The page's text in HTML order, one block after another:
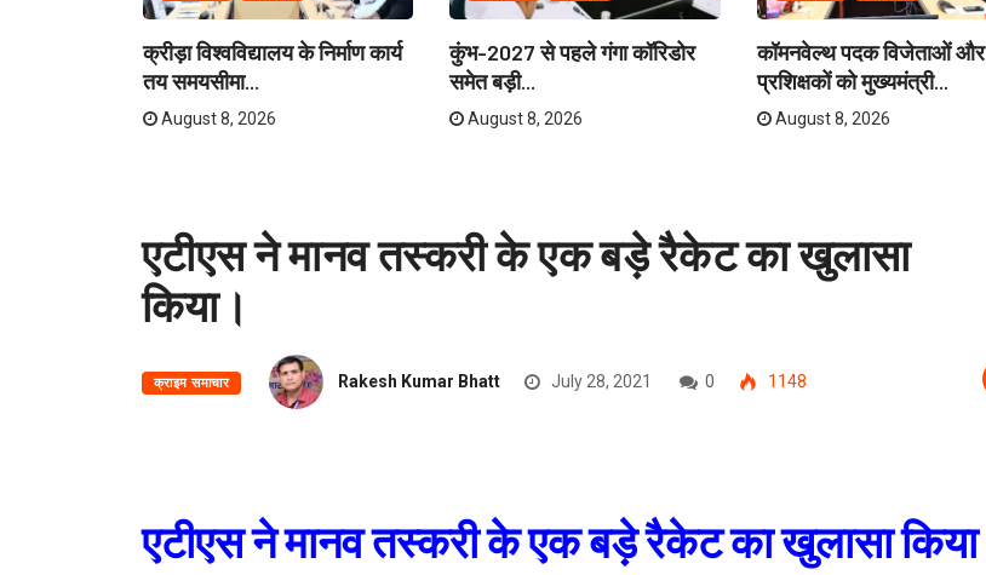
क्रीड़ा विश्वविद्यालय के निर्माण कार्य
तय समयसीमा...
August 8, 2026
कुंभ-2027 से पहले गंगा कॉरिडोर
समेत बड़ी...
August 8, 2026
कॉमनवेल्थ पदक विजेताओं और
प्रशिक्षकों को मुख्यमंत्री...
August 8, 2026
एटीएस ने मानव तस्करी के एक बड़े रैकेट का खुलासा
किया।
क्राइम समाचार Rakesh Kumar Bhatt July 28, 2021 0 1148